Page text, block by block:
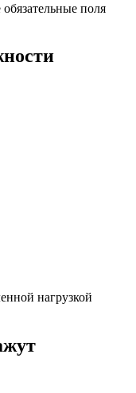
поля
нагрузкой